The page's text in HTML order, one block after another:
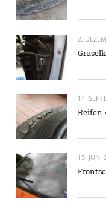
2.
14.
Reifen
15. JUNI